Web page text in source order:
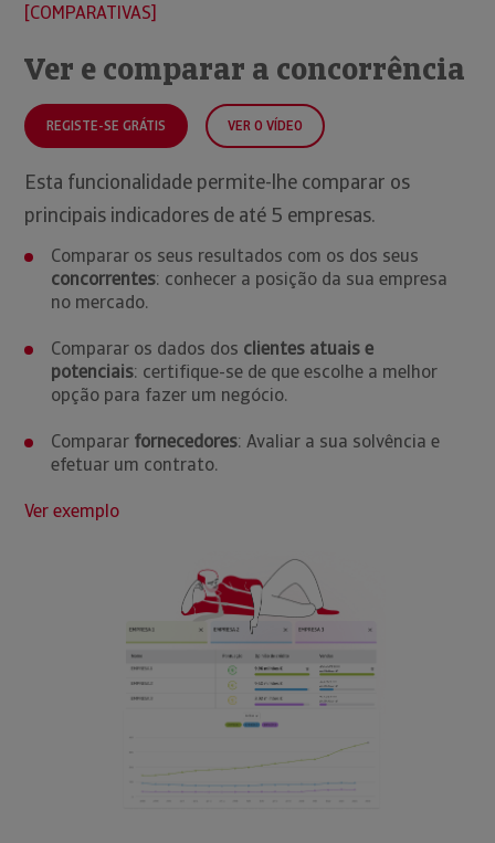
COMPARATIVAS
Ver e comparar a concorrência
REGISTE-SE GRÁTIS VER O VÍDEO
Esta funcionalidade permite-lhe comparar os
principais indicadores de até 5 empresas.
Comparar os seus resultados com os dos seus
concorrentes: conhecer a posição da sua empresa
no mercado.
Comparar os dados dos clientes atuais e
potenciais: certifique-se de que escolhe a melhor
opção para fazer um negócio.
Comparar fornecedores: Avaliar a sua solvência e
efetuar um contrato.
Ver exemplo